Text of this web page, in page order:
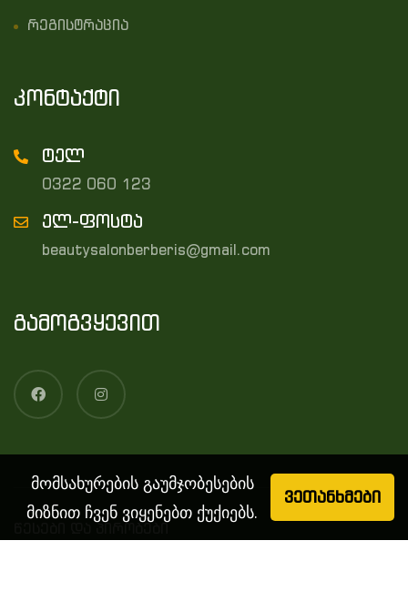
რეგისტრაცია
კონტაქტი
ტელ
0322 060 123
ელ-ფოსტა
beautysalonberberis@gmail.com
გამოგვყევით
წესები და პირობები
მომსახურების გაუმჯობესების
მიზნით ჩვენ ვიყენებთ ქუქიებს.
ვეთანხმები